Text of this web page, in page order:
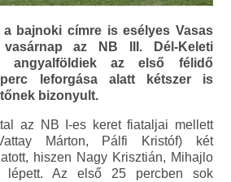
a bajnoki címre is esélyes Vasas
az NB III. Dél-Keleti
angyalföldiek az első félidő
leforgása alatt kétszer is
bizonyult.
az NB I-es keret fiataljai mellett
Márton, Pálfi Kristóf) két
hiszen Nagy Krisztián, Mihajlo
lépett. Az első 25 percben sok